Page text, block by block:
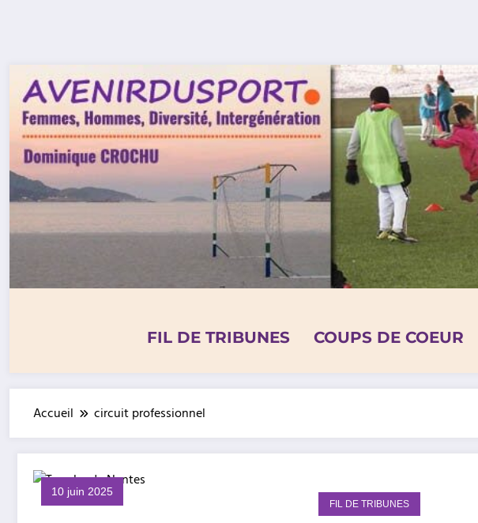
FIL DE TRIBUNES COUPS DE COEUR
Accueil circuit professionnel
10 juin 2025
FIL DE TRIBUNES